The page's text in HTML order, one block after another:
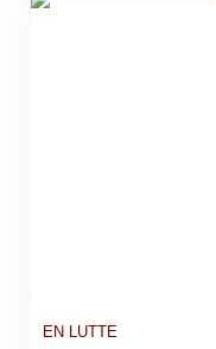
EN LUTTE